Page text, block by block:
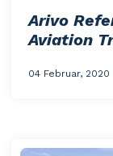
Arivo
Aviation
04 Februar, 2020